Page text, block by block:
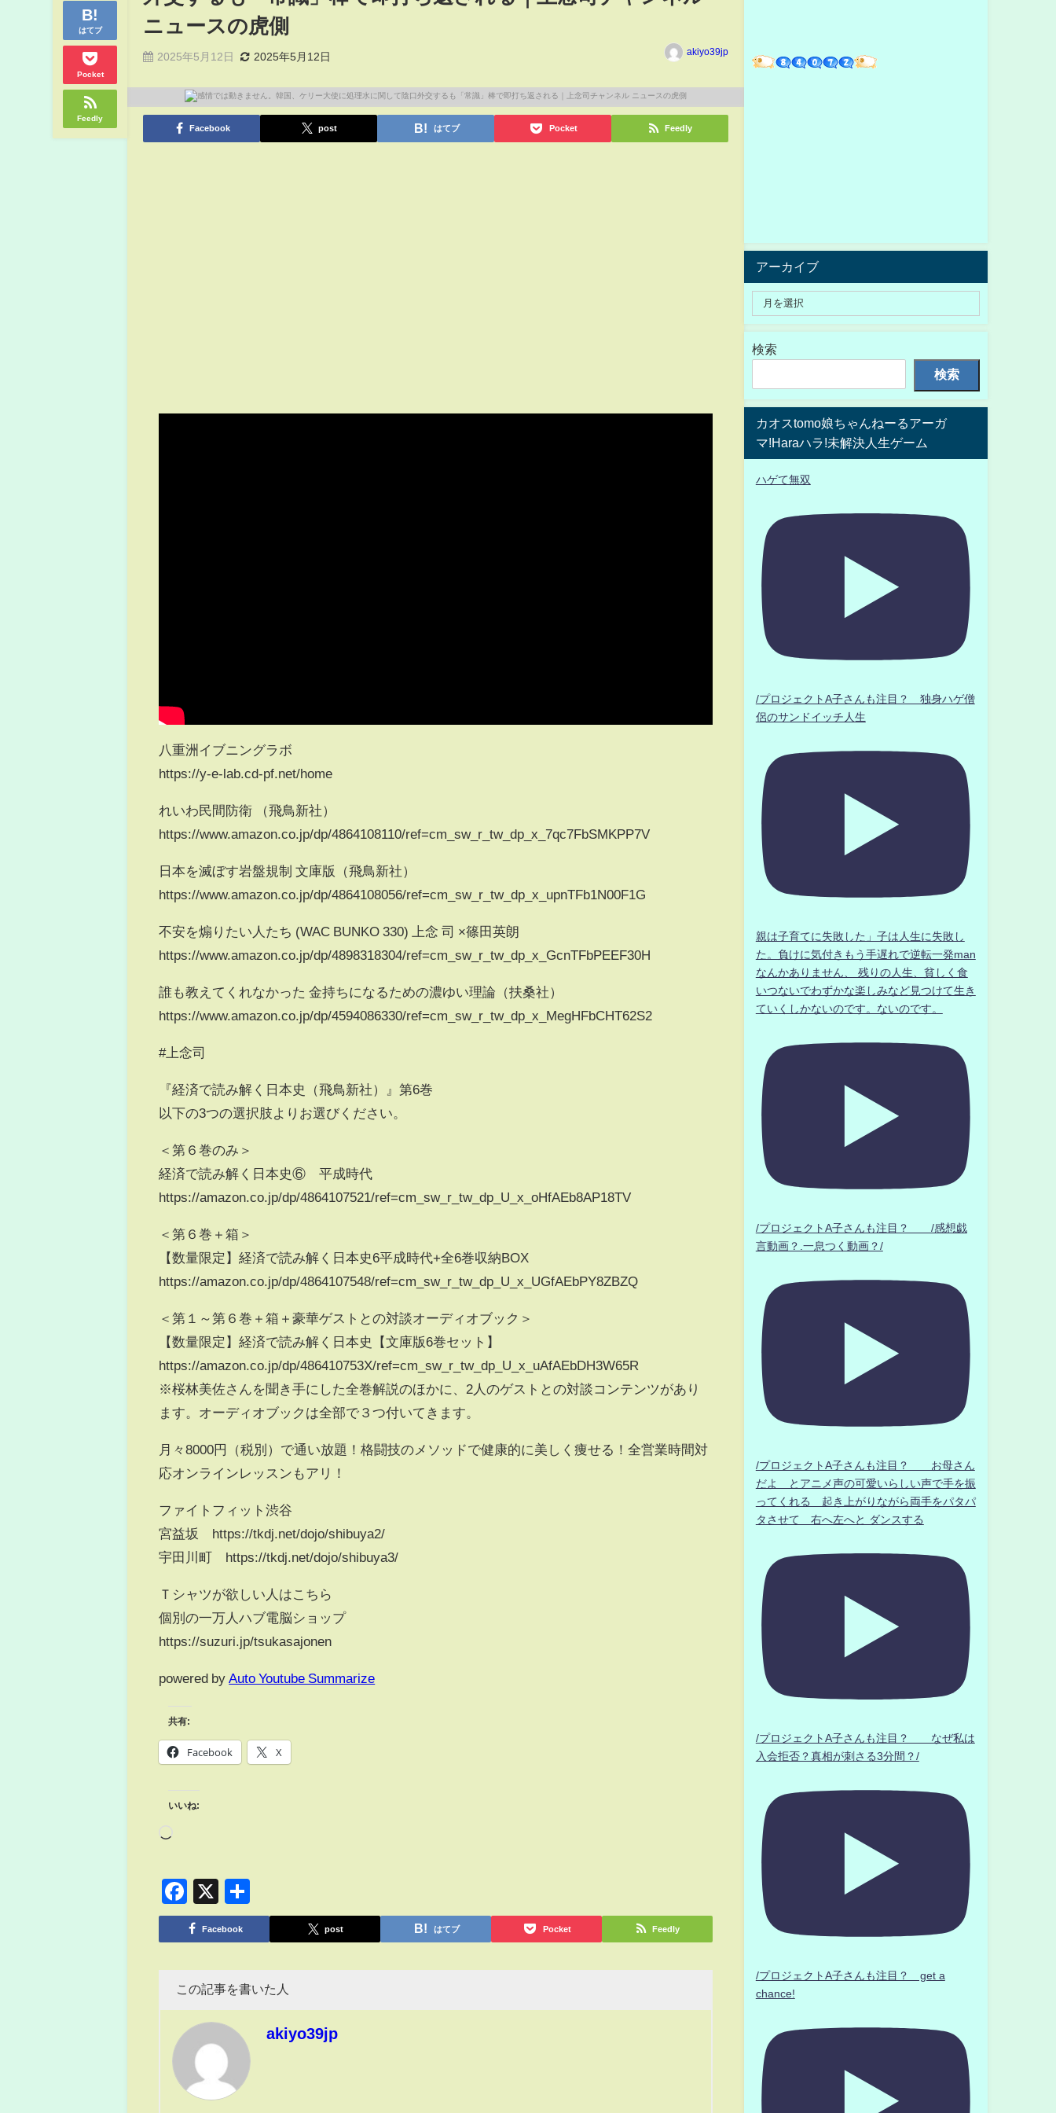
はてブ
Pocket
Feedly
ニュースの虎側
2025年5月12日 2025年5月12日 akiyo39jp
Facebook post はてブ Pocket Feedly
八重洲イブニングラボ
https://y-e-lab.cd-pf.net/home
れいわ民間防衛 （飛鳥新社）
https://www.amazon.co.jp/dp/4864108110/ref=cm_sw_r_tw_dp_x_7qc7FbSMKPP7V
日本を滅ぼす岩盤規制 文庫版（飛鳥新社）
https://www.amazon.co.jp/dp/4864108056/ref=cm_sw_r_tw_dp_x_upnTFb1N00F1G
不安を煽りたい人たち (WAC BUNKO 330) 上念 司 ×篠田英朗
https://www.amazon.co.jp/dp/4898318304/ref=cm_sw_r_tw_dp_x_GcnTFbPEEF30H
誰も教えてくれなかった 金持ちになるための濃ゆい理論（扶桑社）
https://www.amazon.co.jp/dp/4594086330/ref=cm_sw_r_tw_dp_x_MegHFbCHT62S2
#上念司
『経済で読み解く日本史（飛鳥新社）』第6巻
以下の3つの選択肢よりお選びください。
＜第６巻のみ＞
経済で読み解く日本史⑥ 平成時代
https://amazon.co.jp/dp/4864107521/ref=cm_sw_r_tw_dp_U_x_oHfAEb8AP18TV
＜第６巻＋箱＞
【数量限定】経済で読み解く日本史6平成時代+全6巻収納BOX
https://amazon.co.jp/dp/4864107548/ref=cm_sw_r_tw_dp_U_x_UGfAEbPY8ZBZQ
＜第１～第６巻＋箱＋豪華ゲストとの対談オーディオブック＞
【数量限定】経済で読み解く日本史【文庫版6巻セット】
https://amazon.co.jp/dp/486410753X/ref=cm_sw_r_tw_dp_U_x_uAfAEbDH3W65R
※桜林美佐さんを聞き手にした全巻解説のほかに、2人のゲストとの対談コンテンツがあり
ます。オーディオブックは全部で３つ付いてきます。
月々8000円（税別）で通い放題！格闘技のメソッドで健康的に美しく痩せる！全営業時間対
応オンラインレッスンもアリ！
ファイトフィット渋谷
宮益坂 https://tkdj.net/dojo/shibuya2/
宇田川町 https://tkdj.net/dojo/shibuya3/
Ｔシャツが欲しい人はこちら
個別の一万人ハブ電脳ショップ
https://suzuri.jp/tsukasajonen
powered by Auto Youtube Summarize
共有:
Facebook X
いいね:
Facebook
X
有
Facebook post はてブ Pocket Feedly
この記事を書いた人
akiyo39jp
アーカイブ
検索
検索
カオスtomo娘ちゃんねーるアーガ
マ!Haraハラ!未解決人生ゲーム
ハゲて無双
/プロジェクトA子さんも注目？ 独身ハゲ僧
侶のサンドイッチ人生
親は子育てに失敗した」子は人生に失敗し
た。負けに気付きもう手遅れで逆転一発man
なんかありません、 残りの人生、貧しく食
いつないでわずかな楽しみなど見つけて生き
ていくしかないのです。ないのです。
/プロジェクトA子さんも注目？ /感想戯
言動画？.一息つく動画？/
/プロジェクトA子さんも注目？ お母さん
だよ とアニメ声の可愛いらしい声で手を振
ってくれる 起き上がりながら両手をパタパ
タさせて 右へ左へと ダンスする
/プロジェクトA子さんも注目？ なぜ私は
入会拒否？真相が刺さる3分間？/
/プロジェクトA子さんも注目？ get a
chance!